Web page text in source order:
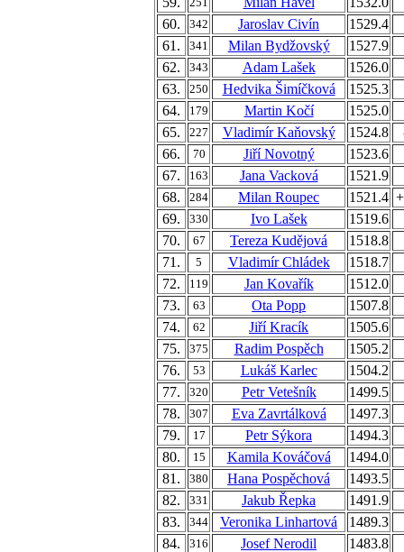
60.
342 Jaroslav Civín
1529.4
61.
341 Milan Bydžovský
1527.9
62.
343 Adam Lašek
1526.0
63.
250 Hedvika Šimíčková
1525.3
64.
179 Martin Kočí
1525.0
65.
227 Vladimír Kaňovský 1524.8
66.
70 Jiří Novotný
1523.6
67.
163 Jana Vacková
1521.9
68.
284 Milan Roupec 1521.4
69.
330 Ivo Lašek
1519.6
70.
67 Tereza Kudějová
1518.8
71.
5 Vladimír Chládek
1518.7
72.
119 Jan Kovařík
1512.0
73.
63 Ota Popp
1507.8
74.
62 Jiří Kracík
1505.6
75.
375 Radim Pospěch
1505.2
76.
53 Lukáš Karlec
1504.2
77.
320 Petr Vetešník
1499.5
78.
307 Eva Zavrtálková
1497.3
79.
17 Petr Sýkora
1494.3
80.
15 Kamila Kováčová
1494.0
81.
380 Hana Pospěchová
1493.5
82.
331 Jakub Řepka
1491.9
83.
344 Veronika Linhartová
1489.3
84.
316 Josef Nerodil
1483.8